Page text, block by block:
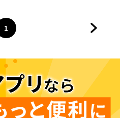
ページ
1
へ